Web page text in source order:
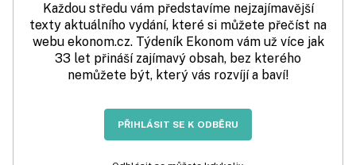
Každou středu vám představíme nejzajímavější
texty aktuálního vydání, které si můžete přečíst na
webu ekonom.cz. Týdeník Ekonom vám už více jak
33 let přináší zajímavý obsah, bez kterého
nemůžete být, který vás rozvíjí a baví!
PŘIHLÁSIT SE K ODBĚRU